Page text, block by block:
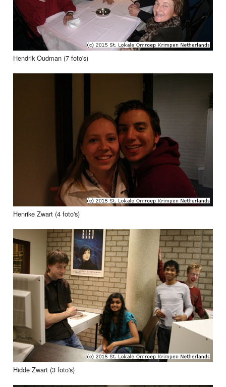
Hendrik Oudman (7 foto's)
Henrike Zwart (4 foto's)
Hidde Zwart (3 foto's)